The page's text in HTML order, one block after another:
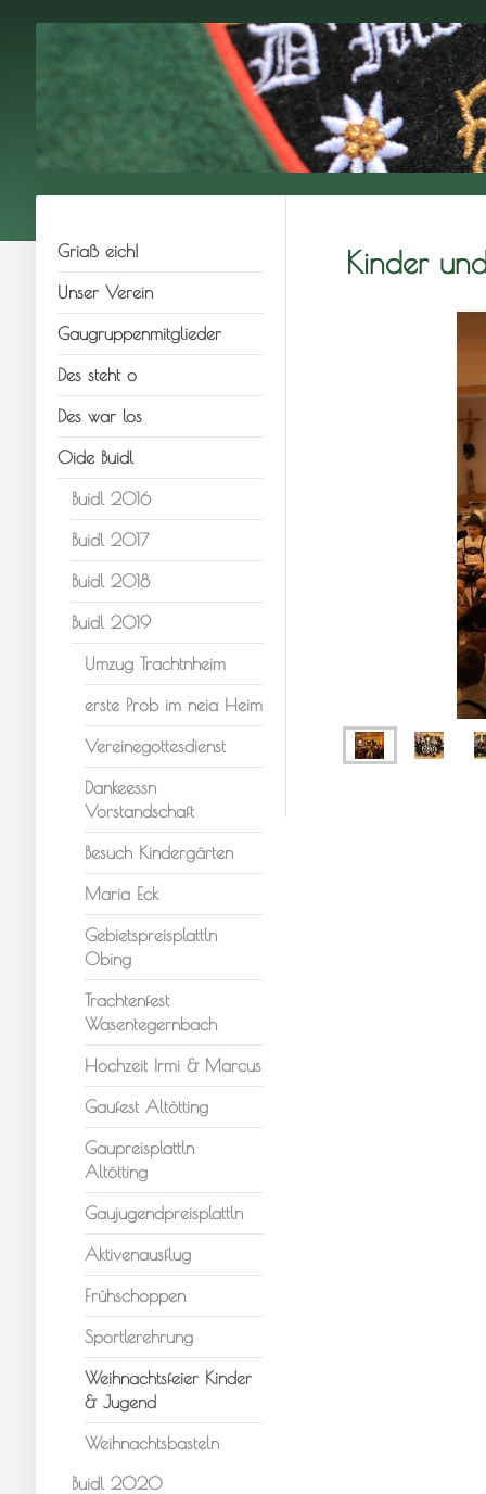
Griaß eich!
Unser Verein
Gaugruppenmitglieder
Des steht o
Des war los
Oide Buidl
Buidl 2016
Buidl 2017
Buidl 2018
Buidl 2019
Umzug Trachtnheim
erste Prob im neia Heim
Vereinegottesdienst
Dankeessn
Vorstandschaft
Besuch Kindergärten
Maria Eck
Gebietspreisplattln
Obing
Trachtenfest
Wasentegernbach
Hochzeit Irmi & Marcus
Gaufest Altötting
Gaupreisplattln
Altötting
Gaujugendpreisplattln
Aktivenausflug
Frühschoppen
Sportlerehrung
Weihnachtsfeier Kinder
& Jugend
Weihnachtsbasteln
Buidl 2020
Kinder